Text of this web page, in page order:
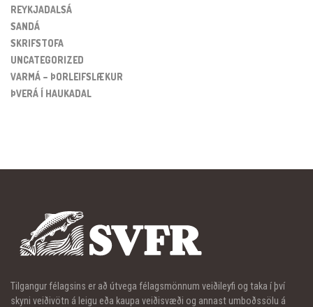
REYKJADALSÁ
SANDÁ
SKRIFSTOFA
UNCATEGORIZED
VARMÁ – ÞORLEIFSLÆKUR
ÞVERÁ Í HAUKADAL
Tilgangur félagsins er að útvega félagsmönnum veiðileyfi og taka í því
skyni veiðivötn á leigu eða kaupa veiðisvæði og annast umboðssölu á